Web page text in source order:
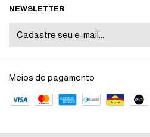
NEWSLETTER
Meios de pagamento